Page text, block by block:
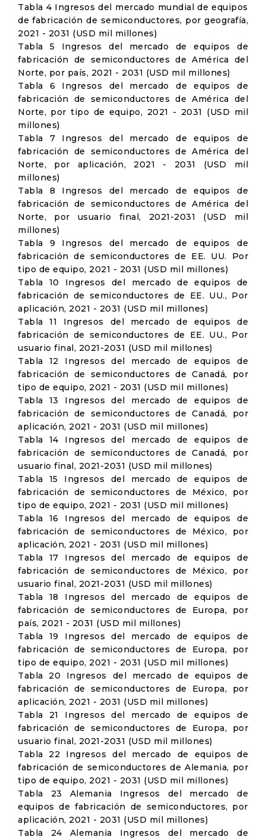
Tabla 4 Ingresos del mercado mundial de equipos
de fabricación de semiconductores, por geografía,
2021 - 2031 (USD mil millones)
Tabla 5 Ingresos del mercado de equipos de
fabricación de semiconductores de América del
Norte, por país, 2021 - 2031 (USD mil millones)
Tabla 6 Ingresos del mercado de equipos de
fabricación de semiconductores de América del
Norte, por tipo de equipo, 2021 - 2031 (USD mil
millones)
Tabla 7 Ingresos del mercado de equipos de
fabricación de semiconductores de América del
Norte, por aplicación, 2021 - 2031 (USD mil
millones)
Tabla 8 Ingresos del mercado de equipos de
fabricación de semiconductores de América del
Norte, por usuario final, 2021-2031 (USD mil
millones)
Tabla 9 Ingresos del mercado de equipos de
fabricación de semiconductores de EE. UU. Por
tipo de equipo, 2021 - 2031 (USD mil millones)
Tabla 10 Ingresos del mercado de equipos de
fabricación de semiconductores de EE. UU., Por
aplicación, 2021 - 2031 (USD mil millones)
Tabla 11 Ingresos del mercado de equipos de
fabricación de semiconductores de EE. UU., Por
usuario final, 2021-2031 (USD mil millones)
Tabla 12 Ingresos del mercado de equipos de
fabricación de semiconductores de Canadá, por
tipo de equipo, 2021 - 2031 (USD mil millones)
Tabla 13 Ingresos del mercado de equipos de
fabricación de semiconductores de Canadá, por
aplicación, 2021 - 2031 (USD mil millones)
Tabla 14 Ingresos del mercado de equipos de
fabricación de semiconductores de Canadá, por
usuario final, 2021-2031 (USD mil millones)
Tabla 15 Ingresos del mercado de equipos de
fabricación de semiconductores de México, por
tipo de equipo, 2021 - 2031 (USD mil millones)
Tabla 16 Ingresos del mercado de equipos de
fabricación de semiconductores de México, por
aplicación, 2021 - 2031 (USD mil millones)
Tabla 17 Ingresos del mercado de equipos de
fabricación de semiconductores de México, por
usuario final, 2021-2031 (USD mil millones)
Tabla 18 Ingresos del mercado de equipos de
fabricación de semiconductores de Europa, por
país, 2021 - 2031 (USD mil millones)
Tabla 19 Ingresos del mercado de equipos de
fabricación de semiconductores de Europa, por
tipo de equipo, 2021 - 2031 (USD mil millones)
Tabla 20 Ingresos del mercado de equipos de
fabricación de semiconductores de Europa, por
aplicación, 2021 - 2031 (USD mil millones)
Tabla 21 Ingresos del mercado de equipos de
fabricación de semiconductores de Europa, por
usuario final, 2021-2031 (USD mil millones)
Tabla 22 Ingresos del mercado de equipos de
fabricación de semiconductores de Alemania, por
tipo de equipo, 2021 - 2031 (USD mil millones)
Tabla 23 Alemania Ingresos del mercado de
equipos de fabricación de semiconductores, por
aplicación, 2021 - 2031 (USD mil millones)
Tabla 24 Alemania Ingresos del mercado de